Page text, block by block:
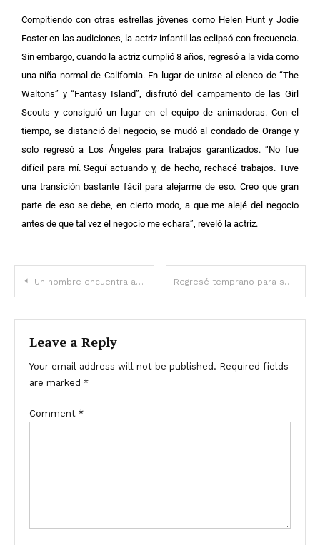
Compitiendo con otras estrellas jóvenes como Helen Hunt y Jodie
Foster en las audiciones, la actriz infantil las eclipsó con frecuencia.
Sin embargo, cuando la actriz cumplió 8 años, regresó a la vida como
una niña normal de California. En lugar de unirse al elenco de “The
Waltons” y “Fantasy Island”, disfrutó del campamento de las Girl
Scouts y consiguió un lugar en el equipo de animadoras. Con el
tiempo, se distanció del negocio, se mudó al condado de Orange y
solo regresó a Los Ángeles para trabajos garantizados.“No fue
difícil para mí. Seguí actuando y, de hecho, rechacé trabajos. Tuve
una transición bastante fácil para alejarme de eso. Creo que gran
parte de eso se debe, en cierto modo, a que me alejé del negocio
antes de que tal vez el negocio me echara”, reveló la actriz.
Un hombre encuentra a un bebé envuelto en mantas en una canasta y lo adopta. Diecisiete años después, un extraño regresa por el niño Regresé temprano para sorprender a mi esposo y lo encontré enterrando un gran huevo negro en nuestro jardín. Su misterio nos acercó
Leave a Reply
Your email address will not be published. Required fields
are marked *
Comment *